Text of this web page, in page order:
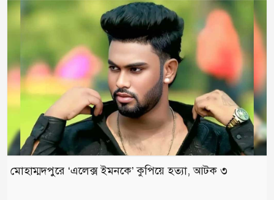
তিতুমীর কলেজে ছাত্রশক্তির ২ নেতার ওপর
ছাত্রদলের হামলার অভিযোগ
‘জুলাই গণ-অভ্যুত্থান’ দিবস আজ, রক্তে লেখা
যে বিজয়
মোহাম্মদপুরে ‘এলেক্স ইমনকে’ কুপিয়ে হত্যা, আটক ৩